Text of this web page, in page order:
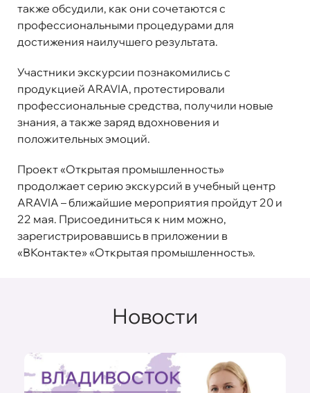
также обсудили, как они сочетаются с
профессиональными процедурами для
достижения наилучшего результата.
Участники экскурсии познакомились с
продукцией ARAVIA, протестировали
профессиональные средства, получили новые
знания, а также заряд вдохновения и
положительных эмоций.
Проект «Открытая промышленность»
продолжает серию экскурсий в учебный центр
ARAVIA – ближайшие мероприятия пройдут 20 и
22 мая. Присоединиться к ним можно,
зарегистрировавшись в приложении в
«ВКонтакте»«Открытая промышленность».
Новости